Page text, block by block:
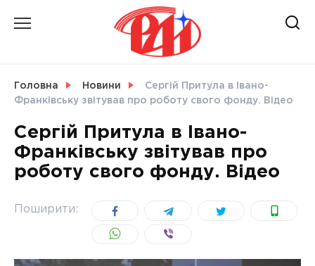
Головна Новини
Сергій Притула в Івано-
Франківську звітував про роботу свого фонду. Відео
Сергій Притула в Івано-
Франківську звітував про
роботу свого фонду. Відео
Поширити: